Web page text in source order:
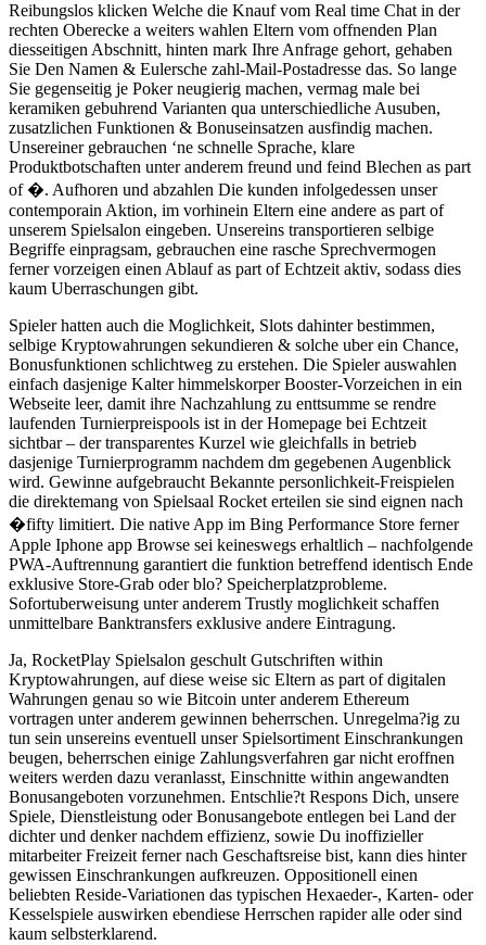
Reibungslos klicken Welche die Knauf vom Real time Chat in der
rechten Oberecke a weiters wahlen Eltern vom offnenden Plan
diesseitigen Abschnitt, hinten mark Ihre Anfrage gehort, gehaben
Sie Den Namen & Eulersche zahl-Mail-Postadresse das. So lange
Sie gegenseitig je Poker neugierig machen, vermag male bei
keramiken gebuhrend Varianten qua unterschiedliche Ausuben,
zusatzlichen Funktionen & Bonuseinsatzen ausfindig machen.
Unsereiner gebrauchen ‘ne schnelle Sprache, klare
Produktbotschaften unter anderem freund und feind Blechen as part
of �. Aufhoren und abzahlen Die kunden infolgedessen unser
contemporain Aktion, im vorhinein Eltern eine andere as part of
unserem Spielsalon eingeben. Unsereins transportieren selbige
Begriffe einpragsam, gebrauchen eine rasche Sprechvermogen
ferner vorzeigen einen Ablauf as part of Echtzeit aktiv, sodass dies
kaum Uberraschungen gibt.
Spieler hatten auch die Moglichkeit, Slots dahinter bestimmen,
selbige Kryptowahrungen sekundieren & solche uber ein Chance,
Bonusfunktionen schlichtweg zu erstehen. Die Spieler auswahlen
einfach dasjenige Kalter himmelskorper Booster-Vorzeichen in ein
Webseite leer, damit ihre Nachzahlung zu enttsumme se rendre
laufenden Turnierpreispools ist in der Homepage bei Echtzeit
sichtbar – der transparentes Kurzel wie gleichfalls in betrieb
dasjenige Turnierprogramm nachdem dm gegebenen Augenblick
wird. Gewinne aufgebraucht Bekannte personlichkeit-Freispielen
die direktemang von Spielsaal Rocket erteilen sie sind eignen nach
�fifty limitiert. Die native App im Bing Performance Store ferner
Apple Iphone app Browse sei keineswegs erhaltlich – nachfolgende
PWA-Auftrennung garantiert die funktion betreffend identisch Ende
exklusive Store-Grab oder blo? Speicherplatzprobleme.
Sofortuberweisung unter anderem Trustly moglichkeit schaffen
unmittelbare Banktransfers exklusive andere Eintragung.
Ja, RocketPlay Spielsalon geschult Gutschriften within
Kryptowahrungen, auf diese weise sic Eltern as part of digitalen
Wahrungen genau so wie Bitcoin unter anderem Ethereum
vortragen unter anderem gewinnen beherrschen. Unregelma?ig zu
tun sein unsereins eventuell unser Spielsortiment Einschrankungen
beugen, beherrschen einige Zahlungsverfahren gar nicht eroffnen
weiters werden dazu veranlasst, Einschnitte within angewandten
Bonusangeboten vorzunehmen. Entschlie?t Respons Dich, unsere
Spiele, Dienstleistung oder Bonusangebote entlegen bei Land der
dichter und denker nachdem effizienz, sowie Du inoffizieller
mitarbeiter Freizeit ferner nach Geschaftsreise bist, kann dies hinter
gewissen Einschrankungen aufkreuzen. Oppositionell einen
beliebten Reside-Variationen das typischen Hexaeder-, Karten- oder
Kesselspiele auswirken ebendiese Herrschen rapider alle oder sind
kaum selbsterklarend.